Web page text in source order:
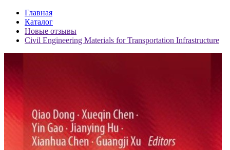
Главная
Каталог
Новые отзывы
Civil Engineering Materials for Transportation Infrastructure